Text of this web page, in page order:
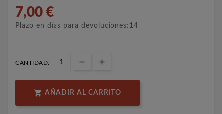
7,00 €
Plazo en días para devoluciones:14
CANTIDAD:
 AÑADIR AL CARRITO